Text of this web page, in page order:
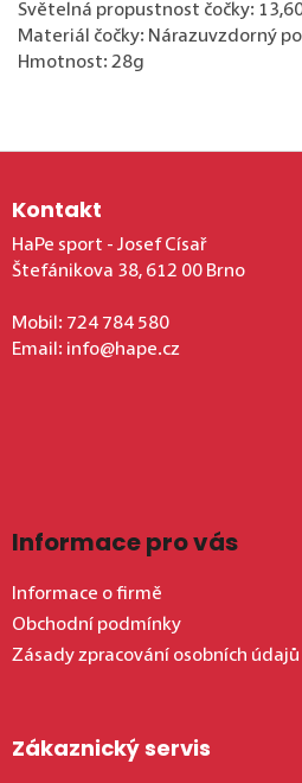
Světelná propustnost čočky:
Materiál čočky: Nárazuvzdorný
Hmotnost: 28g
Kontakt
HaPe sport - Josef Císař
Štefánikova 38, 612 00 Brno
Mobil: 724 784 580
Email: info@hape.cz
Informace pro vás
Informace o firmě
Obchodní podmínky
Zásady zpracování osobních údajů
Zákaznický servis